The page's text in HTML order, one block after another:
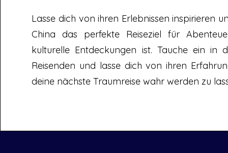
Lasse dich von ihren Erlebnissen inspirieren
China das perfekte Reiseziel für
kulturelle Entdeckungen ist. Tauche ein in
Reisenden und lasse dich von ihren
deine nächste Traumreise wahr werden zu